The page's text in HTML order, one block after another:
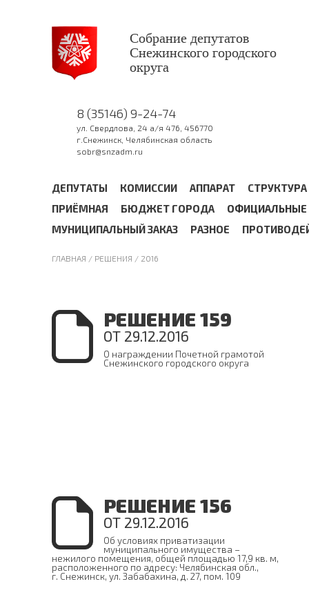
Собрание депутатов
Снежинского городского
округа
8 (35146) 9-24-74
ул. Свердлова, 24 а/я 476, 456770
г.Снежинск, Челябинская область
sobr@snzadm.ru
ДЕПУТАТЫ КОМИССИИ АППАРАТ
ПРИЁМНАЯ
БЮДЖЕТ ГОРОДА
ОФИЦИАЛЬНЫЕ
МУНИЦИПАЛЬНЫЙ ЗАКАЗ
РАЗНОЕ
ГЛАВНАЯ / РЕШЕНИЯ / 2016
РЕШЕНИЕ 159
ОТ 29.12.2016
О награждении Почетной грамотой
Снежинского городского округа
РЕШЕНИЕ 156
ОТ 29.12.2016
Об условиях приватизации
муниципального имущества –
нежилого помещения, общей площадью 17,9 кв. м,
расположенного по адресу: Челябинская обл.,
г. Снежинск, ул. Забабахина, д. 27, пом. 109